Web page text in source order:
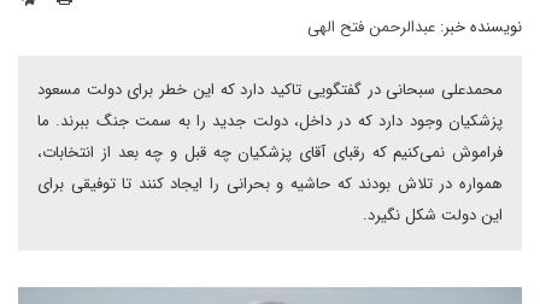
نویسنده خبر: عبدالرحمن فتح الهی
محمدعلی سبحانی در گفتگویی تاکید دارد که این خطر برای دولت مسعود
پزشکیان وجود دارد که در داخل، دولت جدید را به سمت جنگ ببرند. ما
فراموش نمی‌کنیم که رقبای آقای پزشکیان چه قبل و چه بعد از انتخابات،
همواره در تلاش بودند که حاشیه و بحرانی را ایجاد کنند تا توفیقی برای
این دولت شکل نگیرد.